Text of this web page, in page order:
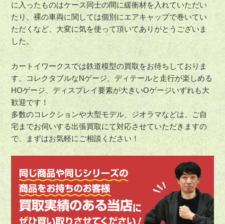
に入ったものはケース同士の間に緩衝材を入れていただい
たり、裸の車両に関しては個別にエアキャップで巻いてい
ただくなど、大変に気を使って頂いてありがとうございま
した。
カートイワークスでは鉄道模型の買取をお待ちしておりま
す。コレクタブルなNゲージ、ディテールと走行が楽しめる
HOゲージ、ディスプレイ要素が大きいOゲージいずれも大
歓迎です！
多数のコレクションや大型モデル、ジオラマなどは、ご自
宅までお伺いする出張買取にて対応させていただきますの
で、まずはお気軽にご相談ください！